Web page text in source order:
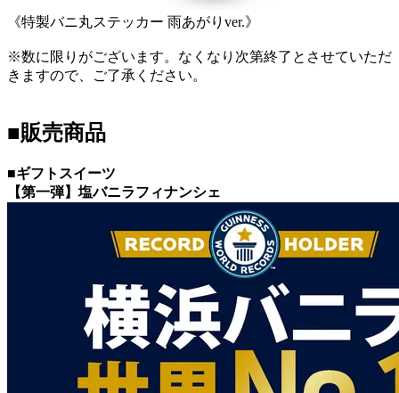
《特製バニ丸ステッカー 雨あがりver.》
※数に限りがございます。なくなり次第終了とさせていただ
きますので、ご了承ください。
■販売商品
■ギフトスイーツ
【第一弾】塩バニラフィナンシェ